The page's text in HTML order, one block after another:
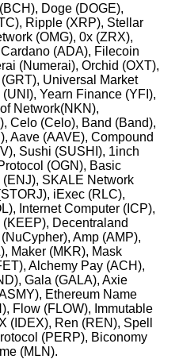
Doge (DOGE),
Ripple (XRP), Stellar
(OMG), 0x (ZRX),
(ADA), Filecoin
(Numerai), Orchid (OXT),
Universal Market
Yearn Finance (YFI),
Network(NKN),
Celo (Celo), Band (Band),
Aave (AAVE), Compound
Sushi (SUSHI), 1inch
(OGN), Basic
SKALE Network
iExec (RLC),
Internet Computer (ICP),
Decentraland
Amp (AMP),
Maker (MKR), Mask
Alchemy Pay (ACH),
Gala (GALA), Axie
Ethereum Name
Flow (FLOW), Immutable
(IDEX), Ren (REN), Spell
(PERP), Biconomy
(MLN).